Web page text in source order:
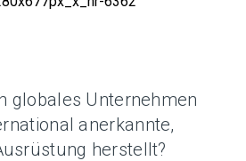
globales Unternehmen
anerkannte,
herstellt?